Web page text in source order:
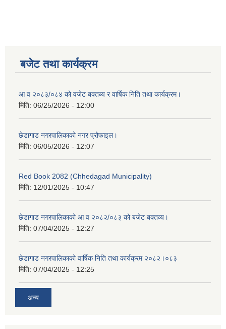
बजेट तथा कार्यक्रम
आ व २०८३/०८४ को वजेट बक्तब्य र वार्षिक निति तथा कार्यक्रम।
मिति: 06/25/2026 - 12:00
छेडागाड नगरपालिकाको नगर प्रोफाइल।
मिति: 06/05/2026 - 12:07
Red Book 2082 (Chhedagad Municipality)
मिति: 12/01/2025 - 10:47
छेडागाड नगरपालिकाको आ व २०८२/०८३ को बजेट बक्तव्य।
मिति: 07/04/2025 - 12:27
छेडागाड नगरपालिकाको वार्षिक निति तथा कार्यक्रम २०८२।०८३
मिति: 07/04/2025 - 12:25
अन्य